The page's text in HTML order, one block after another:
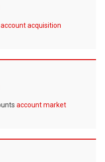
account acquisition
account market